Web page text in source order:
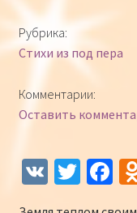
Детская
Конкурсы
Интернет-
Наши
Рубрика:
Стихи из под пера
Комментарии:
Оставить
V T Fa